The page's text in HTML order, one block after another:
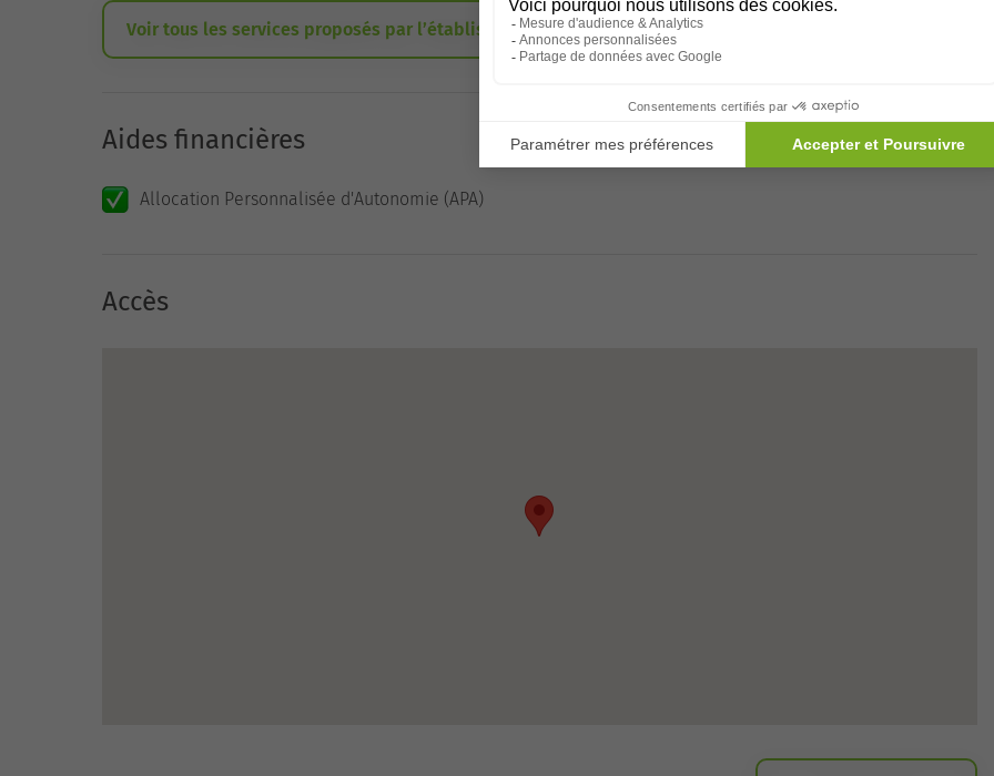
Voir tous les services proposés par l’établissement
Aides financières
Allocation Personnalisée d'Autonomie (APA)
Accès